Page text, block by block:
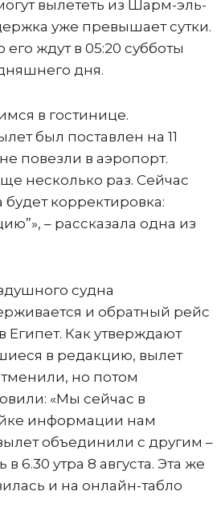
вылететь из Шарм-эль-
уже превышает сутки.
ждут в 05:20 субботы
дня.
в гостинице.
был поставлен на 11
повезли в аэропорт.
несколько раз. Сейчас
будет корректировка:
– рассказала одна из
судна
и обратный рейс
Египет. Как утверждают
в редакцию, вылет
но потом
«Мы сейчас в
информации нам
объединили с другим –
6.30 утра 8 августа. Эта же
и на онлайн-табло